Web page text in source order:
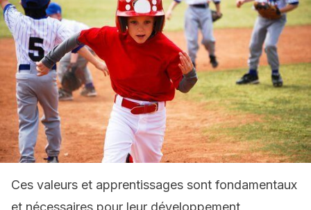
Ces valeurs et apprentissages sont fondamentaux
et nécessaires pour leur développement